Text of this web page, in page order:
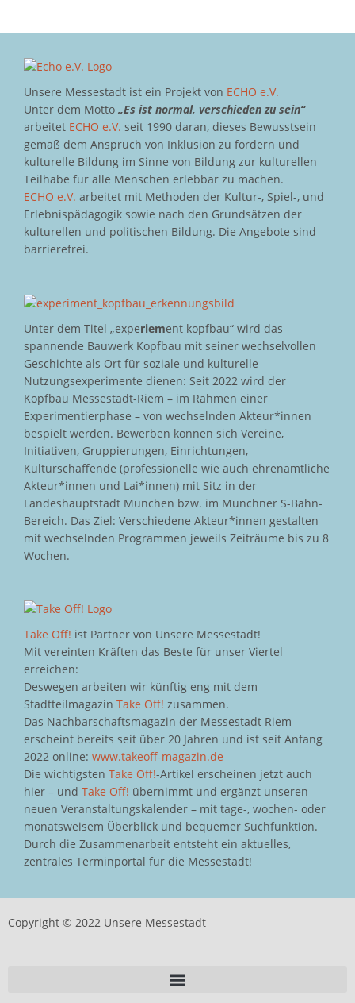
Unsere Messestadt ist ein Projekt von ECHO e.V.
Unter dem Motto „Es ist normal, verschieden zu sein“
arbeitet ECHO e.V. seit 1990 daran, dieses Bewusstsein
gemäß dem Anspruch von Inklusion zu fördern und
kulturelle Bildung im Sinne von Bildung zur kulturellen
Teilhabe für alle Menschen erlebbar zu machen.
ECHO e.V. arbeitet mit Methoden der Kultur-, Spiel-, und
Erlebnispädagogik sowie nach den Grundsätzen der
kulturellen und politischen Bildung. Die Angebote sind
barrierefrei.
Unter dem Titel „experiement kopfbau“ wird das
spannende Bauwerk Kopfbau mit seiner wechselvollen
Geschichte als Ort für soziale und kulturelle
Nutzungsexperimente dienen: Seit 2022 wird der
Kopfbau Messestadt-Riem – im Rahmen einer
Experimentierphase – von wechselnden Akteur*innen
bespielt werden. Bewerben können sich Vereine,
Initiativen, Gruppierungen, Einrichtungen,
Kulturschaffende (professionelle wie auch ehrenamtliche
Akteur*innen und Lai*innen) mit Sitz in der
Landeshauptstadt München bzw. im Münchner S-Bahn-
Bereich. Das Ziel: Verschiedene Akteur*innen gestalten
mit wechselnden Programmen jeweils Zeiträume bis zu 8
Wochen.
Take Off! ist Partner von Unsere Messestadt!
Mit vereinten Kräften das Beste für unser Viertel
erreichen:
Deswegen arbeiten wir künftig eng mit dem
Stadtteilmagazin Take Off! zusammen.
Das Nachbarschaftsmagazin der Messestadt Riem
erscheint bereits seit über 20 Jahren und ist seit Anfang
2022 online: www.takeoff-magazin.de
Die wichtigsten Take Off!-Artikel erscheinen jetzt auch
hier – und Take Off! übernimmt und ergänzt unseren
neuen Veranstaltungskalender – mit tage-, wochen- oder
monatsweisem Überblick und bequemer Suchfunktion.
Durch die Zusammenarbeit entsteht ein aktuelles,
zentrales Terminportal für die Messestadt!
Copyright © 2022 Unsere Messestadt